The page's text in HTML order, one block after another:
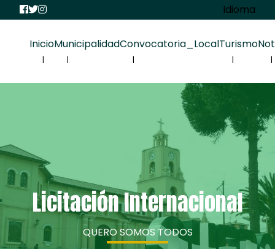
Idioma
InicioMunicipalidadConvocatoria_LocalTurismo
Licitación Internacional
QUERO SOMOS TODOS